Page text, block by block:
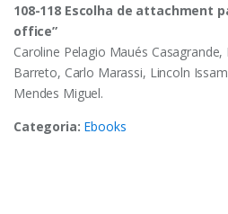
108-118 Escolha de attachment
office”
Caroline Pelagio Maués
Barreto, Carlo Marassi, Lincoln
Mendes Miguel.
Categoria: Ebooks